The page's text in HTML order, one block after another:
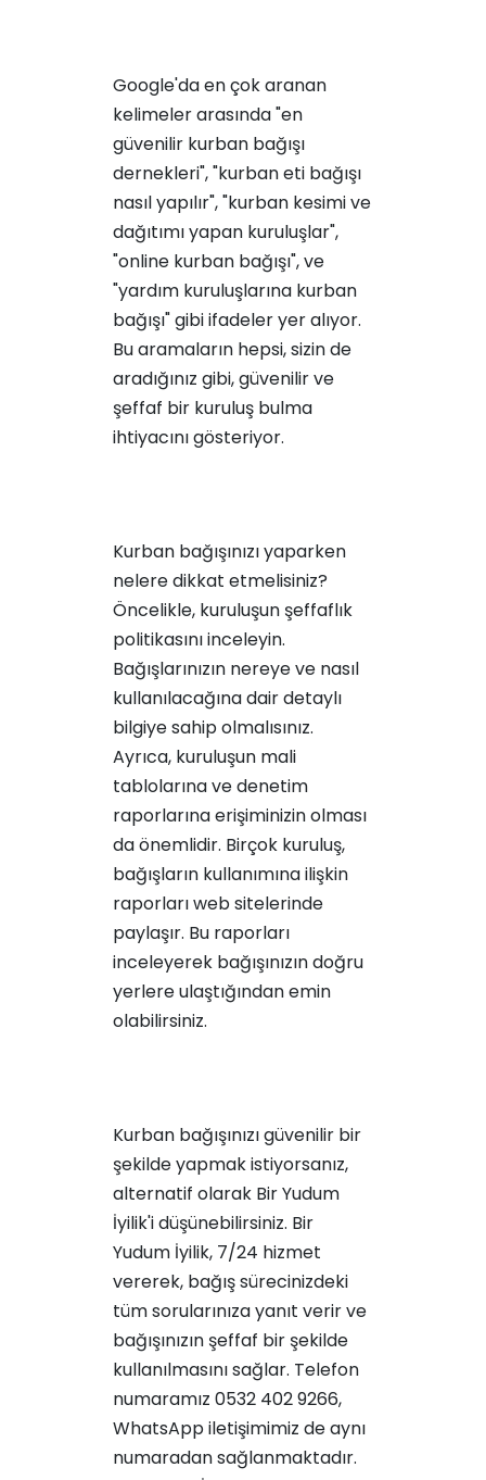
Google'da en çok aranan
kelimeler arasında "en
güvenilir kurban bağışı
dernekleri", "kurban eti bağışı
nasıl yapılır", "kurban kesimi ve
dağıtımı yapan kuruluşlar",
"online kurban bağışı", ve
"yardım kuruluşlarına kurban
bağışı" gibi ifadeler yer alıyor.
Bu aramaların hepsi, sizin de
aradığınız gibi, güvenilir ve
şeffaf bir kuruluş bulma
ihtiyacını gösteriyor.
Kurban bağışınızı yaparken
nelere dikkat etmelisiniz?
Öncelikle, kuruluşun şeffaflık
politikasını inceleyin.
Bağışlarınızın nereye ve nasıl
kullanılacağına dair detaylı
bilgiye sahip olmalısınız.
Ayrıca, kuruluşun mali
tablolarına ve denetim
raporlarına erişiminizin olması
da önemlidir. Birçok kuruluş,
bağışların kullanımına ilişkin
raporları web sitelerinde
paylaşır. Bu raporları
inceleyerek bağışınızın doğru
yerlere ulaştığından emin
olabilirsiniz.
Kurban bağışınızı güvenilir bir
şekilde yapmak istiyorsanız,
alternatif olarak Bir Yudum
İyilik'i düşünebilirsiniz. Bir
Yudum İyilik, 7/24 hizmet
vererek, bağış sürecinizdeki
tüm sorularınıza yanıt verir ve
bağışınızın şeffaf bir şekilde
kullanılmasını sağlar. Telefon
numaramız 0532 402 9266,
WhatsApp iletişimimiz de aynı
numaradan sağlanmaktadır.